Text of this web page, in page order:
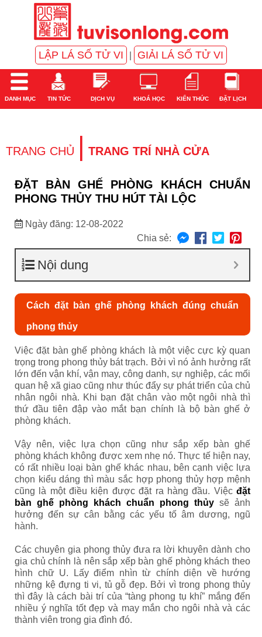
LẬP LÁ SỐ TỬ VI GIẢI LÁ SỐ TỬ VI
DANH MỤC TIN TỨC DỊCH VỤ KHOÁ HỌC KIẾN THỨC ĐẶT LỊCH
TRANG CHỦ | TRANG TRÍ NHÀ CỬA
ĐẶT BÀN GHẾ PHÒNG KHÁCH CHUẨN
PHONG THỦY THU HÚT TÀI LỘC
Ngày đăng: 12-08-2022
Chia sẻ:
Nội dung
Cách đặt bàn ghế phòng khách đúng chuẩn
phong thủy
Việc đặt bàn ghế phòng khách là một việc cực kỳ quan
trọng trong phong thủy bát trạch. Bởi vì nó ảnh hưởng rất
lớn đến vận khí, vận may, công danh, sự nghiệp, các mối
quan hệ xã giao cũng như thúc đẩy sự phát triển của chủ
nhân ngôi nhà. Khi bạn đặt chân vào một ngôi nhà thì
thứ đầu tiên đập vào mắt bạn chính là bộ bàn ghế ở
phòng khách.
Vậy nên, việc lựa chọn cũng như sắp xếp bàn ghế
phòng khách không được xem nhẹ nó. Thực tế hiện nay,
có rất nhiều loại bàn ghế khác nhau, bên cạnh việc lựa
chọn kiểu dáng thì màu sắc hợp phong thủy hợp mệnh
cũng là một điều kiện được đặt ra hàng đầu. Việc đặt
bàn ghế phòng khách chuẩn phong thủy sẽ ảnh
hưởng đến sự cân bằng các yếu tố âm dương, ngũ
hành.
Các chuyên gia phong thủy đưa ra lời khuyên dành cho
gia chủ chính là nên sắp xếp bàn ghế phòng khách theo
hình chữ U. Lấy điểm nhìn từ chính diện về hướng
những kệ đựng ti vi, tủ gỗ đẹp. Bởi vì trong phong thủy
thì đây là cách bài trí của “tàng phong tụ khí” mắng đến
nhiều ý nghĩa tốt đẹp và may mắn cho ngôi nhà và các
thành viên trong gia đình đó.